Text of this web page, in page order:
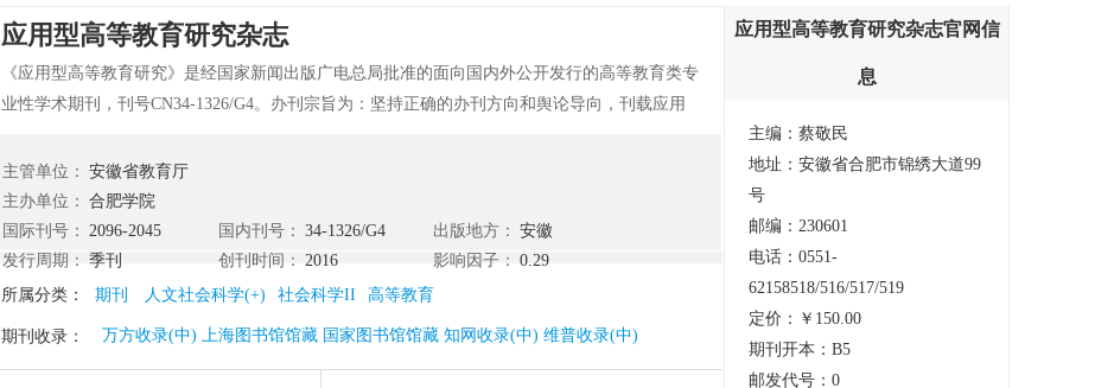
应用型高等教育研究杂志
《应用型高等教育研究》是经国家新闻出版广电总局批准的面向国内外公开发行的高等教育类专
业性学术期刊，刊号CN34-1326/G4。办刊宗旨为：坚持正确的办刊方向和舆论导向，刊载应用
展提供智力支持。杂志集权威性、理论性与应用性于一体，具有很高的学术价值，是作者科研、
晋级等方面的权威依据，欢迎广大作者踊跃投稿！ 《应用型高等教育研究》获奖情况：第一
届，第三届全国优秀社科学报、全国教育学院十佳学报、安徽省高校优秀学报。 《应用型高等
教育研究》征稿对象为：全国高等学校、教育科研院所、教育主管部门的领导、专家学者、硕士
博士研究生、管理人员等。
主管单位： 安徽省教育厅
主办单位： 合肥学院
国际刊号： 2096-2045 国内刊号： 34-1326/G4 出版地方：
安徽
发行周期： 季刊 创刊时间： 2016 影响因子：
0.29
所属分类：
期刊 人文社会科学(+) 社会科学II 高等教育
期刊收录： 万方收录(中) 上海图书馆馆藏 国家图书馆馆藏 知网收录(中) 维普收录(中)
应用型高等教育研究杂志官网信
息
主编：蔡敬民
地址：安徽省合肥市锦绣大道99
号
邮编：230601
电话：0551-
62158518/516/517/519
定价：￥150.00
期刊开本：B5
邮发代号：0